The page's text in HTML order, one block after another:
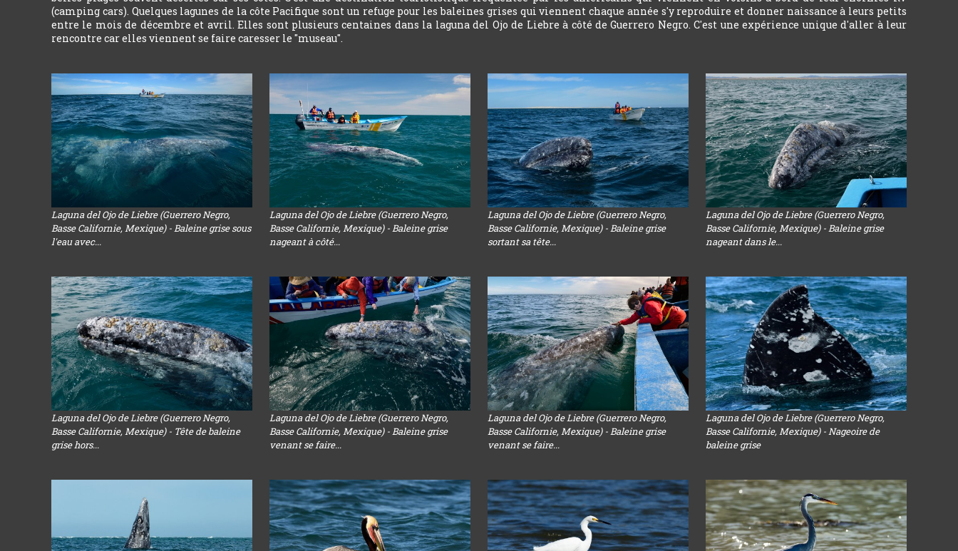
(camping cars). Quelques lagunes de la côte Pacifique sont un refuge pour les baleines grises qui viennent chaque année s'y reproduire et donner naissance à leurs petits
entre le mois de décembre et avril. Elles sont plusieurs centaines dans la laguna del Ojo de Liebre à côté de Guerrero Negro. C'est une expérience unique d'aller à leur
rencontre car elles viennent se faire caresser le "museau".
Laguna del Ojo de Liebre (Guerrero Negro,
Basse Californie, Mexique) - Baleine grise sous
l'eau avec...
Laguna del Ojo de Liebre (Guerrero Negro,
Basse Californie, Mexique) - Baleine grise
nageant à côté...
Laguna del Ojo de Liebre (Guerrero Negro,
Basse Californie, Mexique) - Baleine grise
sortant sa tête...
Laguna del Ojo de Liebre (Guerrero Negro,
Basse Californie, Mexique) - Baleine grise
nageant dans le...
Laguna del Ojo de Liebre (Guerrero Negro,
Basse Californie, Mexique) - Tête de baleine
grise hors...
Laguna del Ojo de Liebre (Guerrero Negro,
Basse Californie, Mexique) - Baleine grise
venant se faire...
Laguna del Ojo de Liebre (Guerrero Negro,
Basse Californie, Mexique) - Baleine grise
venant se faire...
Laguna del Ojo de Liebre (Guerrero Negro,
Basse Californie, Mexique) - Nageoire de
baleine grise